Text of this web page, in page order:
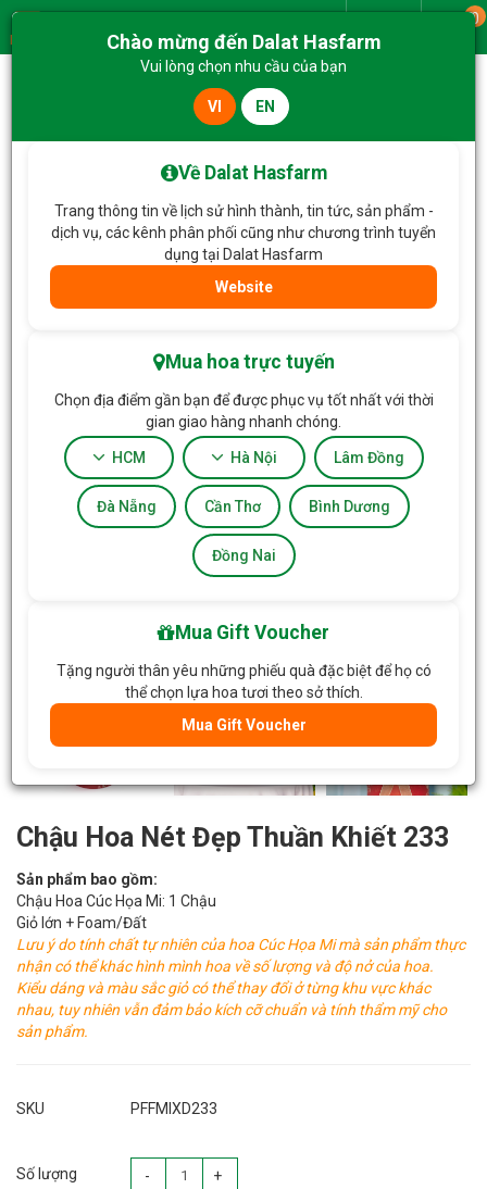
Menu
0
Hoa Chậu thiết kế
Chậu Hoa Nét Đẹp Thuần Khiết 233
Sản phẩm bao gồm:
Chậu Hoa Cúc Họa Mi: 1 Chậu
Giỏ lớn + Foam/Đất
Lưu ý do tính chất tự nhiên của hoa Cúc Họa Mi mà sản phẩm thực
nhận có thể khác hình mình hoa về số lượng và độ nở của hoa.
Kiểu dáng và màu sắc giỏ có thể thay đổi ở từng khu vực khác
nhau, tuy nhiên vẫn đảm bảo kích cỡ chuẩn và tính thẩm mỹ cho
sản phẩm.
SKU PFFMIXD233
Số lượng - +
Chào mừng đến Dalat Hasfarm
Vui lòng chọn nhu cầu của bạn
VI EN
Về Dalat Hasfarm
Trang thông tin về lịch sử hình thành, tin tức, sản phẩm -
dịch vụ, các kênh phân phối cũng như chương trình tuyển
dụng tại Dalat Hasfarm
Website
Mua hoa trực tuyến
Chọn địa điểm gần bạn để được phục vụ tốt nhất với thời
gian giao hàng nhanh chóng.
HCM Hà Nội Lâm Đồng
Đà Nẵng Cần Thơ Bình Dương
Đồng Nai
Mua Gift Voucher
Tặng người thân yêu những phiếu quà đặc biệt để họ có
thể chọn lựa hoa tươi theo sở thích.
Mua Gift Voucher